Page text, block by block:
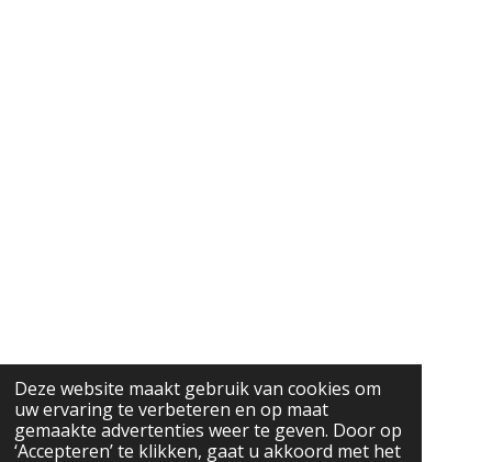
Deze website maakt gebruik van cookies om
uw ervaring te verbeteren en op maat
gemaakte advertenties weer te geven. Door op
‘Accepteren’ te klikken, gaat u akkoord met het